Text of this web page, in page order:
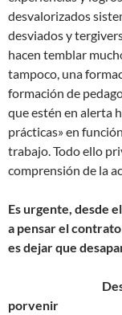
desvalorizados
desviados y
hacen temblar
tampoco, una
formación de
que estén en alerta
prácticas» en
trabajo. Todo ello
comprensión de la
Es urgente, desde
a pensar el
es dejar que
Desmontar
porvenir